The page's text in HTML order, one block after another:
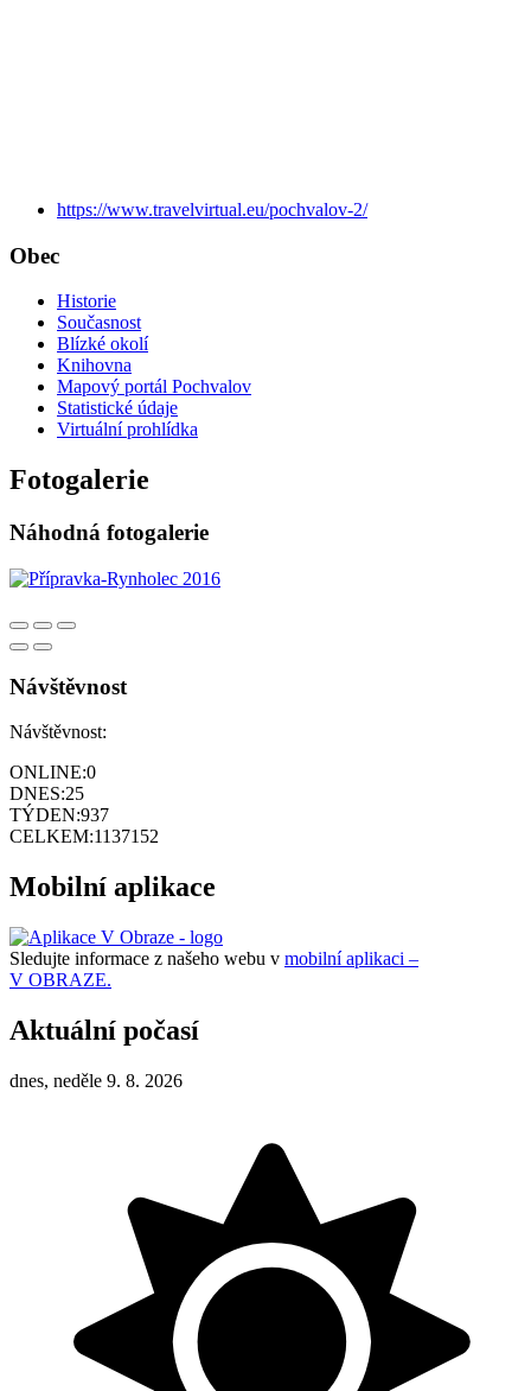
https://www.travelvirtual.eu/pochvalov-2/
Obec
Historie
Současnost
Blízké okolí
Knihovna
Mapový portál Pochvalov
Statistické údaje
Virtuální prohlídka
Fotogalerie
Náhodná fotogalerie
Návštěvnost
Návštěvnost:
ONLINE:0
DNES:25
TÝDEN:937
CELKEM:1137152
Mobilní aplikace
Sledujte informace z našeho webu v mobilní aplikaci –
V OBRAZE.
Aktuální počasí
dnes, neděle 9. 8. 2026